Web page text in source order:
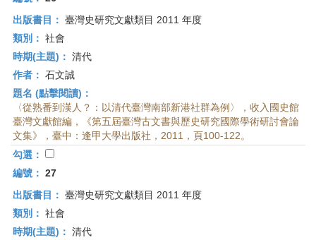
出版書目： 臺灣史研究文獻類目 2011 年度
類別： 社會
時期(主題)： 清代
作者： 石文誠
題名 (點擊閱讀)：
〈從熟番到漢人？：以清代臺灣南部新港社群為例〉，收入國史館
臺灣文獻館編，《第五屆臺灣古文書與歷史研究國際學術研討會論
文集》，臺中：逢甲大學出版社，2011，頁100-122。
勾選：
編號： 27
出版書目： 臺灣史研究文獻類目 2011 年度
類別： 社會
時期(主題)： 清代